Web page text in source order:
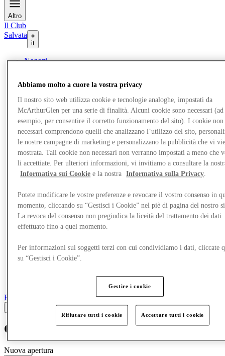
Altro
Il Club
Salvata
it
Negozi
Cosa c'è in programma
Mangia e Bevi
Servizi
Scopri la regione
Gift Card
Altro
Bar e Ristoranti
Oakberry
Nuova apertura
Abbiamo molto a cuore la vostra privacy
Il nostro sito web utilizza cookie e tecnologie analoghe, impostati da
McArthurGlen per una serie di finalità. Alcuni cookie sono necessari (ad
esempio, per consentire il corretto funzionamento del sito). I cookie non
necessari comprendono quelli che analizzano l’utilizzo del sito,
le nostre campagne di marketing e personalizzano la pubblicità che vi
mostrata. Tali cookie non necessari non verranno impostati a meno che
li accettiate. Per ulteriori informazioni, vi invitiamo a consultare la
Informativa sui Cookie e la nostra Informativa sulla Privacy.
Potete modificare le vostre preferenze e revocare il vostro consenso in
momento, cliccando su “Gestisci i Cookie” nel piè di pagina del nostro
La revoca del consenso non pregiudica la liceità del trattamento dei dati
effettuato fino a quel momento.
Per informazioni sui soggetti terzi con cui condividiamo i dati, cliccate
su “Gestisci i Cookie”.
Gestire i cookie
Rifiutare tutti i cookie Accettare tutti i cookie